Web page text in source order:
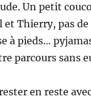
Un petit
et Thierry, pas de
à pieds…
parcours sans
en reste